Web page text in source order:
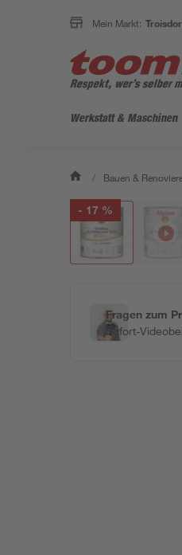
Mein Markt:
Werkstatt & Maschinen
/ Bauen &
- 17 %
Fragen zum
Sofort-